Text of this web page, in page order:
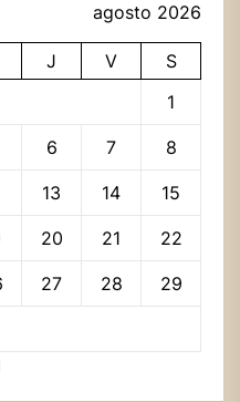
agosto 2026
J V
S
1
6 7 8
13 14 15
20 21 22
27 28 29